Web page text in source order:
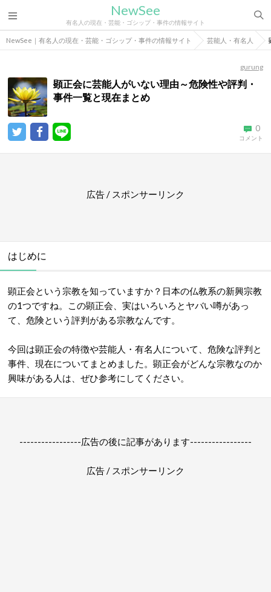
NewSee
有名人の現在・芸能・ゴシップ・事件の情報サイト
NewSee｜有名人の現在・芸能・ゴシップ・事件の情報サイト 芸能人・有名人
gurung
顕正会に芸能人がいない理由～危険性や評判・
事件一覧と現在まとめ
0
コメント
広告 / スポンサーリンク
はじめに
顕正会という宗教を知っていますか？日本の仏教系の新興宗教
の1つですね。この顕正会、実はいろいろとヤバい噂があっ
て、危険という評判がある宗教なんです。
今回は顕正会の特徴や芸能人・有名人について、危険な評判と
事件、現在についてまとめました。顕正会がどんな宗教なのか
興味がある人は、ぜひ参考にしてください。
-----------------広告の後に記事があります-----------------
広告 / スポンサーリンク